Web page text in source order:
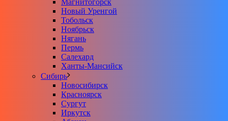
Магнитогорск
Новый Уренгой
Тобольск
Ноябрьск
Нягань
Пермь
Салехард
Ханты-Мансийск
Сибирь
Новосибирск
Красноярск
Сургут
Иркутск